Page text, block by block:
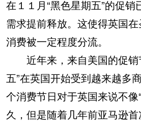
在１１月“黑色星期五”的促
需求提前释放。这使得英国
消费被一定程度分流。
近年来，来自美国的促销
五”在英国开始受到越来越多
个消费节日对于英国来说不像
久，但是随着几年前亚马逊